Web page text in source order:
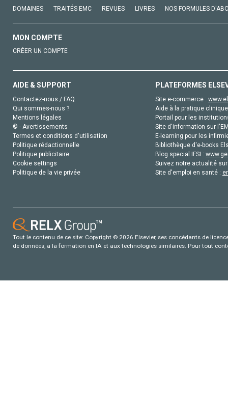
DOMAINES TRAITÉS EMC REVUES LIVRES NOS FORMULES
MON COMPTE
CRÉER UN COMPTE
AIDE & SUPPORT
Contactez-nous / FAQ
Qui sommes-nous ?
Mentions légales
© - Avertissements
Termes et conditions d'utilisation
Politique rédactionnelle
Politique publicitaire
Cookie settings
Politique de la vie privée
PLATEFORMES
Site e-commerce :
Aide à la pratique
Portail pour les
Site d'information sur
E-learning pour les
Bibliothèque d'e-books
Blog special IFSI :
Suivez notre actualité
Site d'emploi en santé :
Tout le contenu de ce site: Copyright © 2026 Elsevier, ses concédants de
de données, a la formation en IA et aux technologies similaires. Pour tout